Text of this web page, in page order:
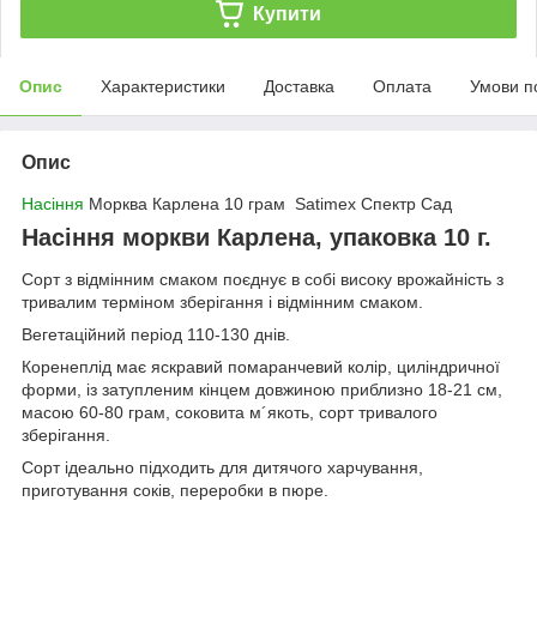
Купити
Опис Характеристики Доставка Оплата Умови
Опис
Насіння Морква Карлена 10 грам Satimex Спектр Сад
Насіння моркви Карлена, упаковка 10 г.
Сорт з відмінним смаком поєднує в собі високу врожайність з
тривалим терміном зберігання і відмінним смаком.
Вегетаційний період 110-130 днів.
Коренеплід має яскравий помаранчевий колір, циліндричної
форми, із затупленим кінцем довжиною приблизно 18-21 см,
масою 60-80 грам, соковита м´якоть, сорт тривалого
зберігання.
Сорт ідеально підходить для дитячого харчування,
приготування соків, переробки в пюре.